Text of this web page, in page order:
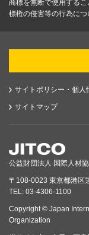
商標を無断で使用する
標権の侵害等の行為につ
サイトポリシー・個人
サイトマップ
公益財団法人 国際人材
〒108-0023 東京都港区
TEL: 03-4306-1100
Copyright © Japan
Organization